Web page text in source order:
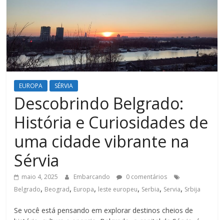
EUROPA SÉRVIA
Descobrindo Belgrado:
História e Curiosidades de
uma cidade vibrante na
Sérvia
maio 4, 2025 Embarcando
0 comentários
Belgrado, Beograd, Europa, leste europeu, Serbia, Servia, Srbija
Se você está pensando em explorar destinos cheios de